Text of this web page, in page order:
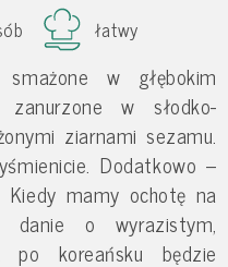
łatwy
w głębokim
w słodko-
ziarnami sezamu.
Dodatkowo –
mamy ochotę na
danie o wyrazistym,
po koreańsku będzie